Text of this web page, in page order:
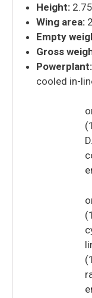
Height:
Wing area:
Empty
Gross
Powerplant:
cooled in-